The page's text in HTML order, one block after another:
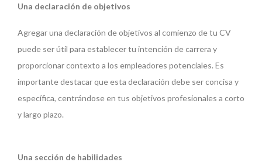
Una declaración de objetivos
Agregar una declaración de objetivos al comienzo de tu CV
puede ser útil para establecer tu intención de carrera y
proporcionar contexto a los empleadores potenciales. Es
importante destacar que esta declaración debe ser concisa y
específica, centrándose en tus objetivos profesionales a corto
y largo plazo.
Una sección de habilidades